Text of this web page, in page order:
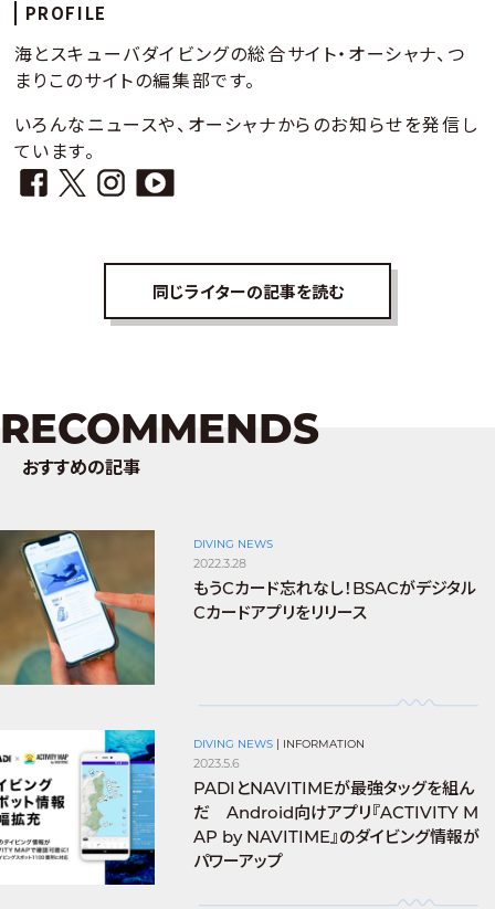
PROFILE
海とスキューバダイビングの総合サイト・オーシャナ、つ
まりこのサイトの編集部です。
いろんなニュースや、オーシャナからのお知らせを発信し
ています。
同じライターの記事を読む
RECOMMENDS
おすすめの記事
DIVING NEWS
2022.3.28
もうCカード忘れなし！BSACがデジタル
Cカードアプリをリリース
DIVING NEWS INFORMATION
2023.5.6
PADIとNAVITIMEが最強タッグを組ん
だ Android向けアプリ『ACTIVITY M
AP by NAVITIME』のダイビング情報が
パワーアップ